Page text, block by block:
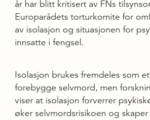
år har blitt kritisert av FNs
Europarådets torturkomite for
av isolasjon og situasjonen for
innsatte i fengsel.
Isolasjon brukes fremdeles som
forebygge selvmord, men
viser at isolasjon forverrer
øker selvmordsrisikoen og